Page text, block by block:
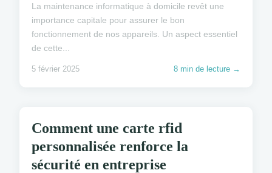
La maintenance informatique à domicile revêt une
importance capitale pour assurer le bon
fonctionnement de nos appareils. Un aspect essentiel
de cette...
5 février 2025 8 min de lecture →
ACTUALITÉS INFORMATIQUES
Comment une carte rfid
personnalisée renforce la
sécurité en entreprise